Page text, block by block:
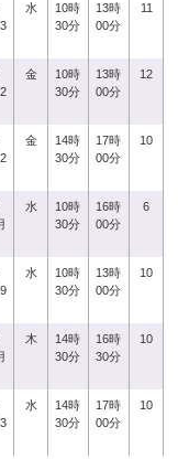
水
10時
30分
13時
00分
11
金
10時
30分
13時
00分
12
金
14時
30分
17時
00分
10
水
10時
30分
16時
00分
6
水
10時
30分
13時
00分
10
木
14時
30分
16時
30分
10
水
14時
30分
17時
00分
10